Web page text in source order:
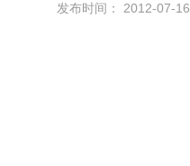
发布时间： 2012-07-